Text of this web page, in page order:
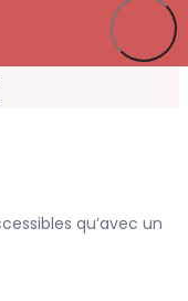
qu’avec un